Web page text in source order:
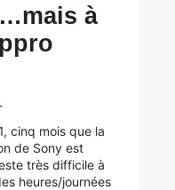
à
cinq mois que la
de Sony est
très difficile à
heures/journées